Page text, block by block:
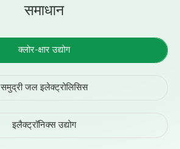
समाधान
क्लोर-क्षार उद्योग
समुद्री जल इलेक्ट्रोलिसिस
इलैक्ट्रॉनिक्स उद्योग